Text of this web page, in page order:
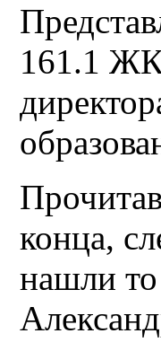
161.1 ЖК
конца,
нашли то